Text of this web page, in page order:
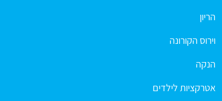
הריון
וירוס הקורונה
הנקה
אטרקציות לילדים